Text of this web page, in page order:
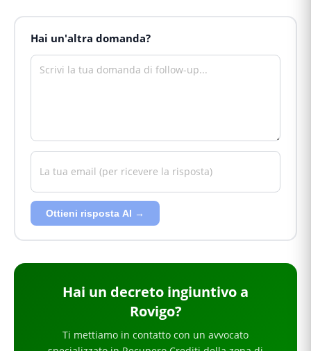
Hai un'altra domanda?
Ottieni risposta AI →
Hai un decreto ingiuntivoa
Rovigo?
Ti mettiamo in contatto con un avvocato